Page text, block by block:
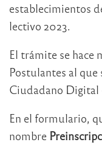
establecimientos
lectivo 2023.
El trámite se hace
Postulantes al que
Ciudadano
En el formulario,
nombre